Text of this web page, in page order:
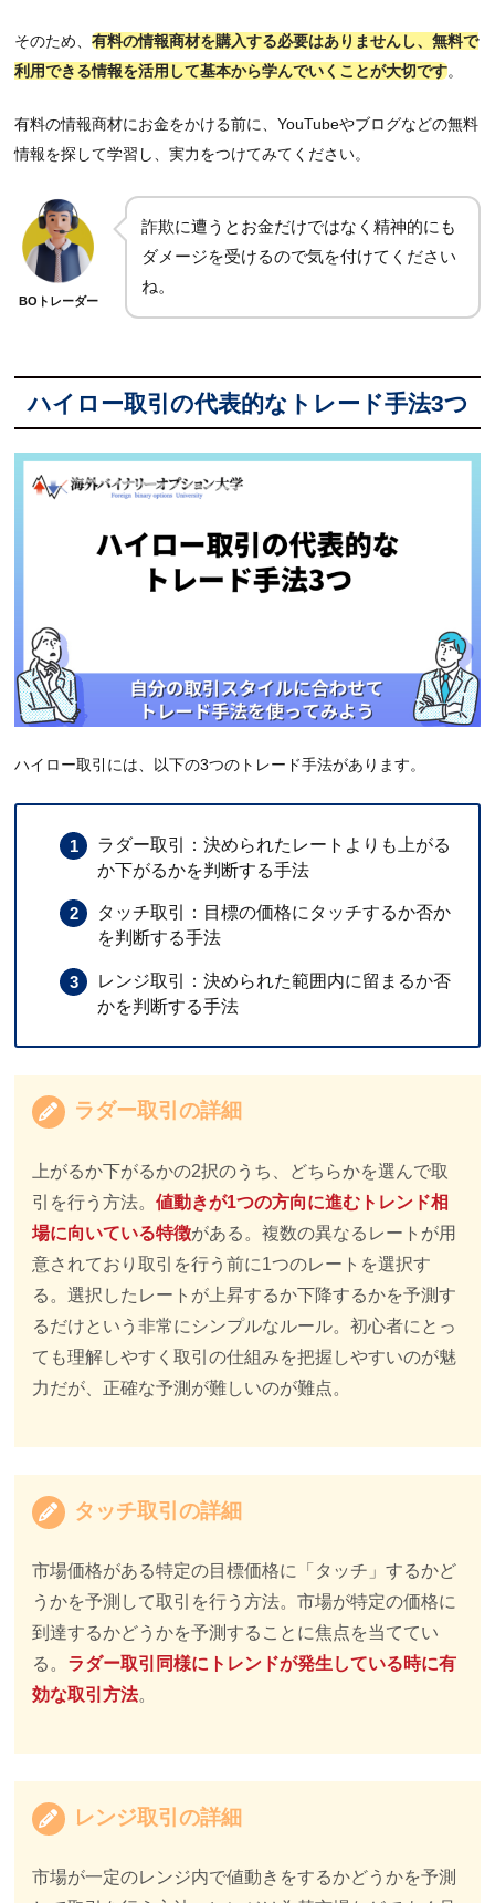
そのため、 有料の情報商材を購入する必要はありませんし、無料で
利用できる情報を活用して基本から学んでいくことが大切です。
有料の情報商材にお金をかける前に、YouTubeやブログなどの無料
情報を探して学習し、実力をつけてみてください。
BOトレーダー
詐欺に遭うとお金だけではなく精神的にも
ダメージを受けるので気を付けてください
ね。
ハイロー取引の代表的なトレード手法3つ
ハイロー取引には、以下の3つのトレード手法があります。
ラダー取引：決められたレートよりも上がる
か下がるかを判断する手法
タッチ取引：目標の価格にタッチするか否か
を判断する手法
レンジ取引：決められた範囲内に留まるか否
かを判断する手法
ラダー取引の詳細
上がるか下がるかの2択のうち、どちらかを選んで取
引を行う方法。 値動きが1つの方向に進むトレンド相
場に向いている特徴がある。複数の異なるレートが用
意されており取引を行う前に1つのレートを選択す
る。選択したレートが上昇するか下降するかを予測す
るだけという非常にシンプルなルール。初心者にとっ
ても理解しやすく取引の仕組みを把握しやすいのが魅
力だが、正確な予測が難しいのが難点。
タッチ取引の詳細
市場価格がある特定の目標価格に「タッチ」するかど
うかを予測して取引を行う方法。市場が特定の価格に
到達するかどうかを予測することに焦点を当ててい
る。 ラダー取引同様にトレンドが発生している時に有
効な取引方法。
レンジ取引の詳細
市場が一定のレンジ内で値動きをするかどうかを予測